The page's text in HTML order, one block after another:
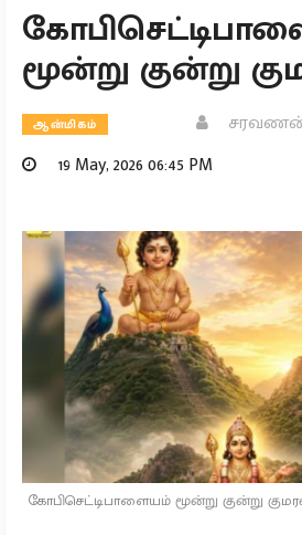
மூன்று குன்று
ஆன்மிகம்
19 May, 2026 06:45 PM
கோபிசெட்டிபாளையம் மூன்று குன்று